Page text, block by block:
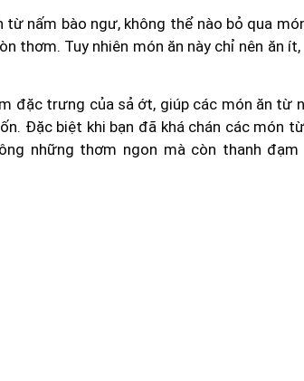
từ nấm bào ngư, không thể nào bỏ qua
thơm. Tuy nhiên món ăn này chỉ nên ăn ít,
đặc trưng của sả ớt, giúp các món ăn từ
Đặc biệt khi bạn đã khá chán các món
những thơm ngon mà còn thanh đạm